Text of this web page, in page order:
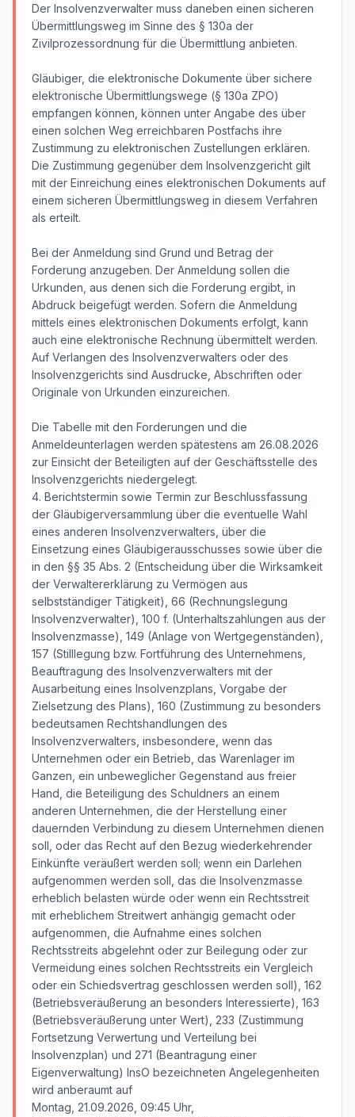
Der Insolvenzverwalter muss daneben einen sicheren
Übermittlungsweg im Sinne des § 130a der
Zivilprozessordnung für die Übermittlung anbieten.
Gläubiger, die elektronische Dokumente über sichere
elektronische Übermittlungswege (§ 130a ZPO)
empfangen können, können unter Angabe des über
einen solchen Weg erreichbaren Postfachs ihre
Zustimmung zu elektronischen Zustellungen erklären.
Die Zustimmung gegenüber dem Insolvenzgericht gilt
mit der Einreichung eines elektronischen Dokuments auf
einem sicheren Übermittlungsweg in diesem Verfahren
als erteilt.
Bei der Anmeldung sind Grund und Betrag der
Forderung anzugeben. Der Anmeldung sollen die
Urkunden, aus denen sich die Forderung ergibt, in
Abdruck beigefügt werden. Sofern die Anmeldung
mittels eines elektronischen Dokuments erfolgt, kann
auch eine elektronische Rechnung übermittelt werden.
Auf Verlangen des Insolvenzverwalters oder des
Insolvenzgerichts sind Ausdrucke, Abschriften oder
Originale von Urkunden einzureichen.
Die Tabelle mit den Forderungen und die
Anmeldeunterlagen werden spätestens am 26.08.2026
zur Einsicht der Beteiligten auf der Geschäftsstelle des
Insolvenzgerichts niedergelegt.
4. Berichtstermin sowie Termin zur Beschlussfassung
der Gläubigerversammlung über die eventuelle Wahl
eines anderen Insolvenzverwalters, über die
Einsetzung eines Gläubigerausschusses sowie über die
in den §§ 35 Abs. 2 (Entscheidung über die Wirksamkeit
der Verwaltererklärung zu Vermögen aus
selbstständiger Tätigkeit), 66 (Rechnungslegung
Insolvenzverwalter), 100 f. (Unterhaltszahlungen aus der
Insolvenzmasse), 149 (Anlage von Wertgegenständen),
157 (Stilllegung bzw. Fortführung des Unternehmens,
Beauftragung des Insolvenzverwalters mit der
Ausarbeitung eines Insolvenzplans, Vorgabe der
Zielsetzung des Plans), 160 (Zustimmung zu besonders
bedeutsamen Rechtshandlungen des
Insolvenzverwalters, insbesondere, wenn das
Unternehmen oder ein Betrieb, das Warenlager im
Ganzen, ein unbeweglicher Gegenstand aus freier
Hand, die Beteiligung des Schuldners an einem
anderen Unternehmen, die der Herstellung einer
dauernden Verbindung zu diesem Unternehmen dienen
soll, oder das Recht auf den Bezug wiederkehrender
Einkünfte veräußert werden soll; wenn ein Darlehen
aufgenommen werden soll, das die Insolvenzmasse
erheblich belasten würde oder wenn ein Rechtsstreit
mit erheblichem Streitwert anhängig gemacht oder
aufgenommen, die Aufnahme eines solchen
Rechtsstreits abgelehnt oder zur Beilegung oder zur
Vermeidung eines solchen Rechtsstreits ein Vergleich
oder ein Schiedsvertrag geschlossen werden soll), 162
(Betriebsveräußerung an besonders Interessierte), 163
(Betriebsveräußerung unter Wert), 233 (Zustimmung
Fortsetzung Verwertung und Verteilung bei
Insolvenzplan) und 271 (Beantragung einer
Eigenverwaltung) InsO bezeichneten Angelegenheiten
wird anberaumt auf
Montag, 21.09.2026, 09:45 Uhr,